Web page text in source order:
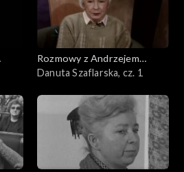
Rozmowy z Andrzejem
Doboszem
Danuta Szaflarska, cz. 1